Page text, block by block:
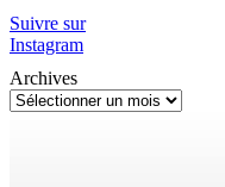
Suivre sur
Instagram
Archives